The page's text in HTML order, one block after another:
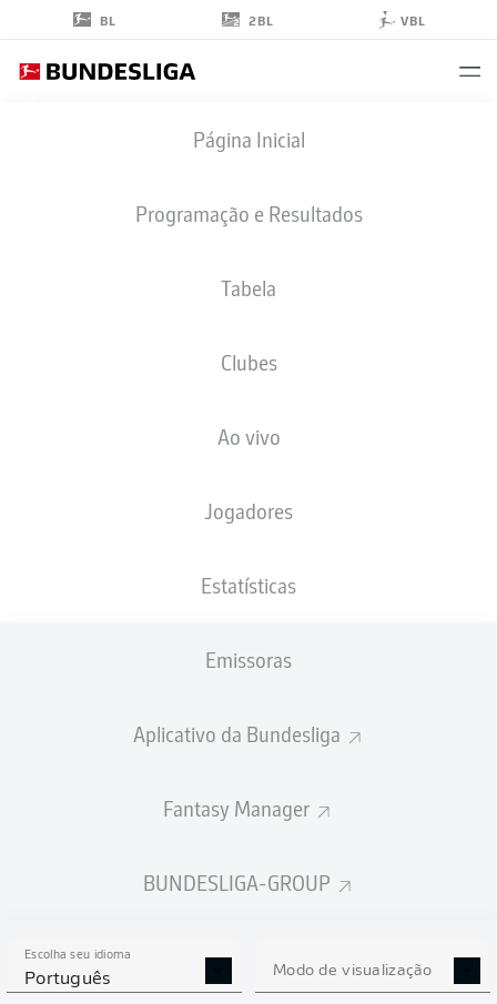
BL 2BL VBL
Página Inicial
Programação e Resultados
Tabela
Clubes
Ao vivo
Jogadores
Estatísticas
Emissoras
Aplicativo da Bundesliga
Fantasy Manager
BUNDESLIGA-GROUP
Escolha seu idioma
Português Modo de visualização
ESTATÍSTICAS DA
TEMPORADA 2026/2027